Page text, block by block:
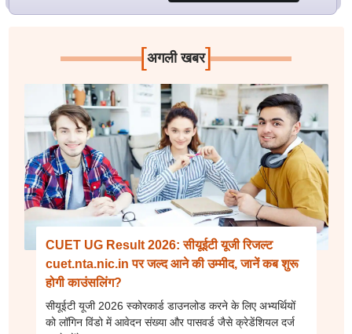
[अगली खबर]
CUET UG Result 2026: सीयूईटी यूजी रिजल्ट
cuet.nta.nic.in पर जल्द आने की उम्मीद, जानें कब शुरू
होगी काउंसलिंग?
सीयूईटी यूजी 2026 स्कोरकार्ड डाउनलोड करने के लिए अभ्यर्थियों
को लॉगिन विंडो में आवेदन संख्या और पासवर्ड जैसे क्रेडेंशियल दर्ज